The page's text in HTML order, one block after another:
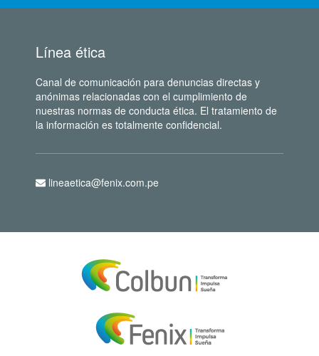
Línea ética
Canal de comunicación para denuncias directas y
anónimas relacionadas con el cumplimiento de
nuestras normas de conducta ética. El tratamiento de
la información es totalmente confidencial.
lineaetica@fenix.com.pe